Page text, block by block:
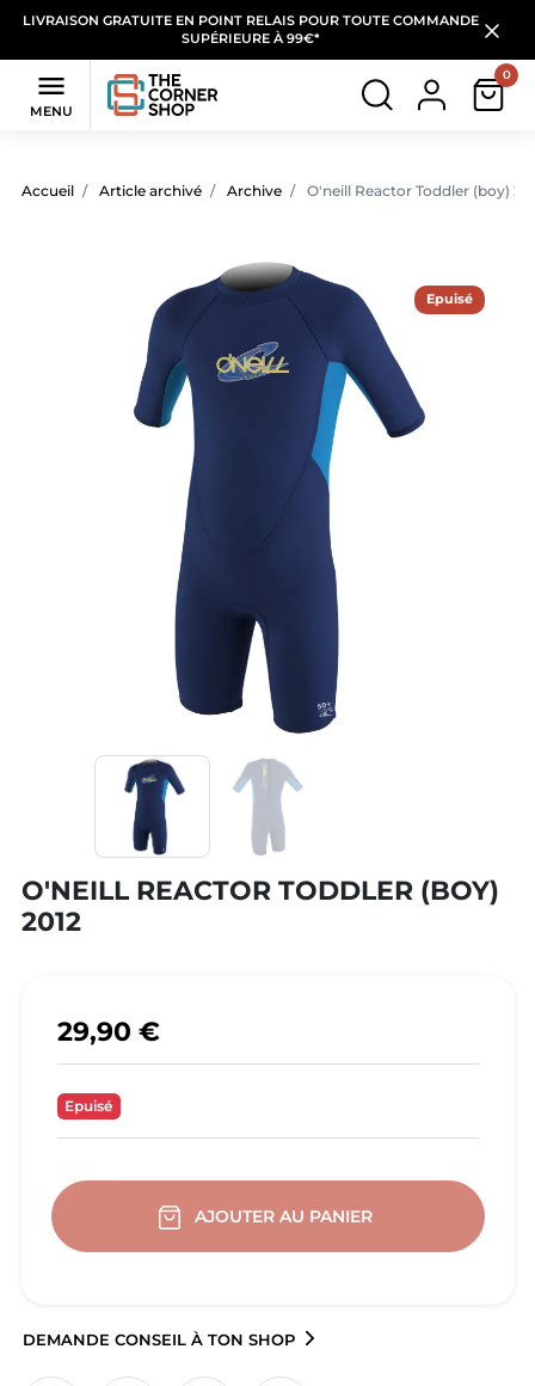
LIVRAISON GRATUITE EN POINT RELAIS POUR TOUTE COMMANDE
SUPÉRIEURE À 99€*

MENU
0
Accueil Article archivé Archive O'neill Reactor Toddler (boy)
Epuisé
O'NEILL REACTOR TODDLER (BOY)
2012
29,90 €
Epuisé
AJOUTER AU PANIER
DEMANDE CONSEIL À TON SHOP